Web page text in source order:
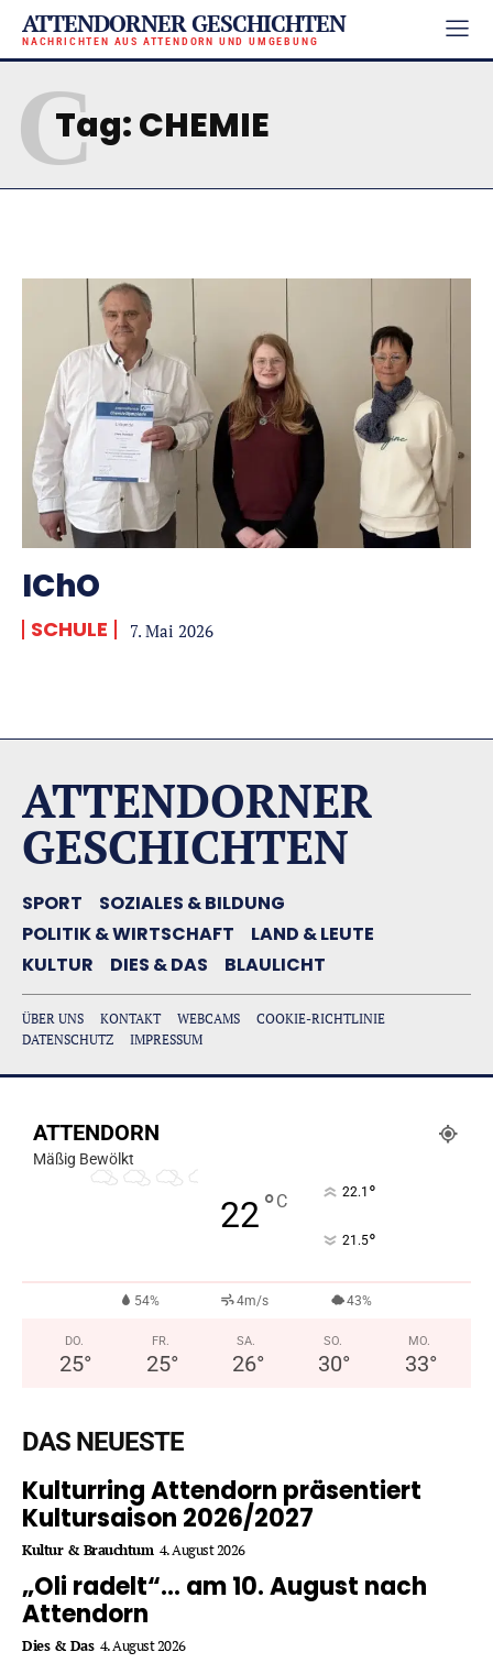
ATTENDORNER GESCHICHTEN
NACHRICHTEN AUS ATTENDORN UND UMGEBUNG
Tag:CHEMIE
C
IChO
SCHULE 7. Mai 2026
ATTENDORNER
GESCHICHTEN
SPORT
SOZIALES & BILDUNG
POLITIK & WIRTSCHAFT
LAND & LEUTE
KULTUR
DIES & DAS BLAULICHT
ÜBER UNS KONTAKT WEBCAMS
COOKIE-RICHTLINIE
DATENSCHUTZ
IMPRESSUM
ATTENDORN
Mäßig Bewölkt
22°C 22.1 °
21.5°
54% 4m/s 43%
DO.
25°
FR.
25°
SA.
26°
SO.
30°
MO.
33°
DAS NEUESTE
Kulturring Attendorn präsentiert
Kultursaison 2026/2027
Kultur & Brauchtum 4. August 2026
„Oli radelt“… am 10. August nach
Attendorn
Dies & Das 4. August 2026